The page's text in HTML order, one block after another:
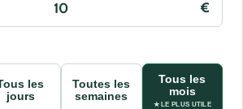
les
jours
Toutes les
semaines
Tous les
mois
★ LE PLUS UTILE